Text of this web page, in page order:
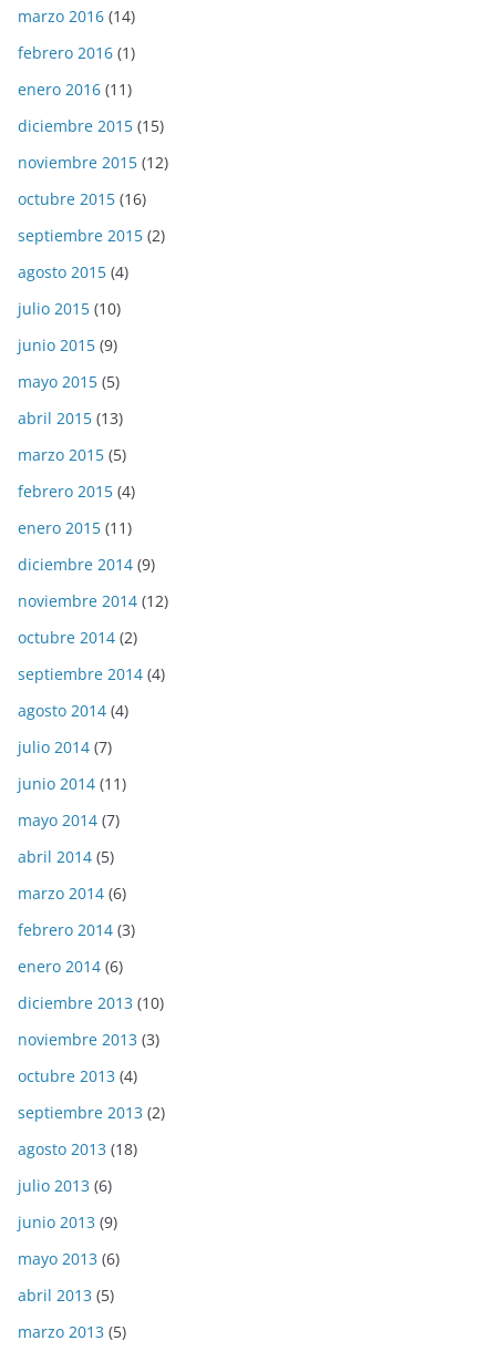
marzo 2016 (14)
febrero 2016 (1)
enero 2016 (11)
diciembre 2015 (15)
noviembre 2015 (12)
octubre 2015 (16)
septiembre 2015 (2)
agosto 2015 (4)
julio 2015 (10)
junio 2015 (9)
mayo 2015 (5)
abril 2015 (13)
marzo 2015 (5)
febrero 2015 (4)
enero 2015 (11)
diciembre 2014 (9)
noviembre 2014 (12)
octubre 2014 (2)
septiembre 2014 (4)
agosto 2014 (4)
julio 2014 (7)
junio 2014 (11)
mayo 2014 (7)
abril 2014 (5)
marzo 2014 (6)
febrero 2014 (3)
enero 2014 (6)
diciembre 2013 (10)
noviembre 2013 (3)
octubre 2013 (4)
septiembre 2013 (2)
agosto 2013 (18)
julio 2013 (6)
junio 2013 (9)
mayo 2013 (6)
abril 2013 (5)
marzo 2013 (5)